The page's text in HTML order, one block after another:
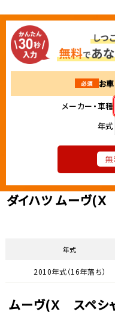
必須
お
メーカー・車種
年式
ダイハツ ムーヴ(
年式
2010年式（16年落ち）
ムーヴ(Ｘ スペシ